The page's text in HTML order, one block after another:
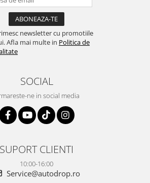
newsletter cu promotiile
Afla mai multe in Politica de
SOCIAL
ne in social media
SUPORT CLIENTI
10:00-16:00
Service@autodrop.ro